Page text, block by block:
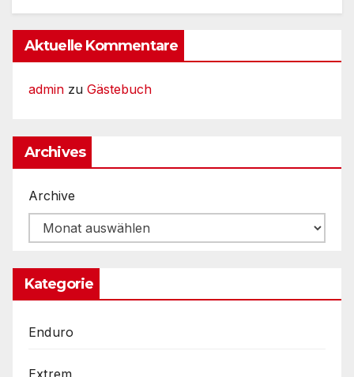
Aktuelle Kommentare
admin zu Gästebuch
Archives
Archive
Kategorie
Enduro
Extrem